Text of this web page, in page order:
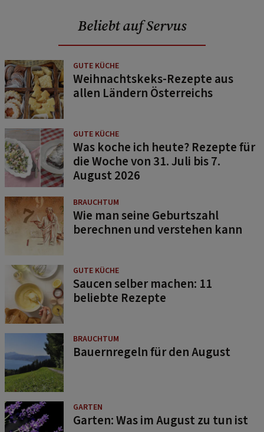
Beliebt auf Servus
GUTE KÜCHE
Weihnachtskeks-Rezepte aus
allen Ländern Österreichs
GUTE KÜCHE
Was koche ich heute? Rezepte für
die Woche von 31. Juli bis 7.
August 2026
BRAUCHTUM
Wie man seine Geburtszahl
berechnen und verstehen kann
GUTE KÜCHE
Saucen selber machen: 11
beliebte Rezepte
BRAUCHTUM
Bauernregeln für den August
GARTEN
Garten: Was im August zu tun ist